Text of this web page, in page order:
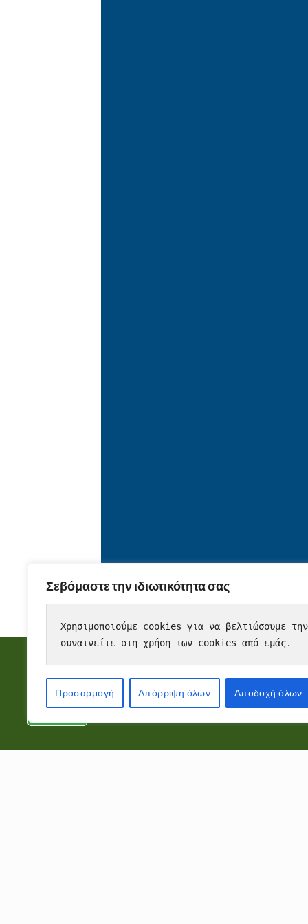
Σεβόμαστε την ιδιωτικότητα σας
Χρησιμοποιούμε cookies για να βελτιώσουμε
συναινείτε στη χρήση των cookies από εμάς.
Προσαρμογή Απόρριψη όλων Αποδοχή όλων
Cookies
To make this site work properly, we sometimes place small data